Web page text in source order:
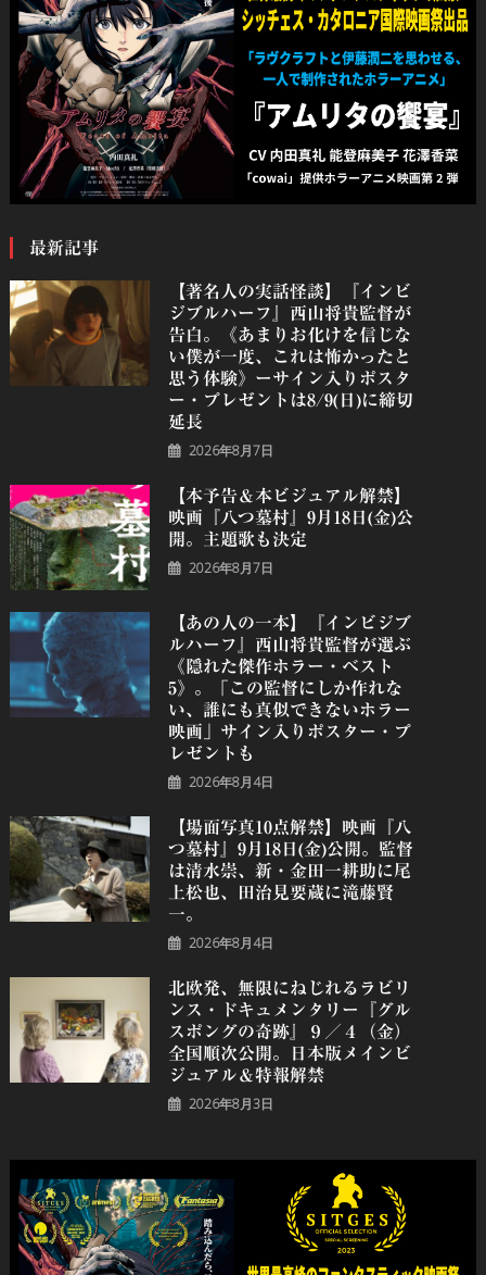
最新記事
【著名人の実話怪談】『インビ
ジブルハーフ』⻄⼭将貴監督が
告白。《あまりお化けを信じな
い僕が一度、これは怖かったと
思う体験》ーサイン入りポスタ
ー・プレゼントは8/9(日)に締切
延長
2026年8月7日
【本予告＆本ビジュアル解禁】
映画『八つ墓村』9月18日(金)公
開。主題歌も決定
2026年8月7日
【あの人の一本】『インビジブ
ルハーフ』⻄⼭将貴監督が選ぶ
《隠れた傑作ホラー・ベスト
5》。「この監督にしか作れな
い、誰にも真似できないホラー
映画」サイン入りポスター・プ
レゼントも
2026年8月4日
【場面写真10点解禁】映画『八
つ墓村』9月18日(金)公開。監督
は清水崇、新・金田一耕助に尾
上松也、田治見要蔵に滝藤賢
一。
2026年8月4日
北欧発、無限にねじれるラビリ
ンス・ドキュメンタリー『グル
スポングの奇跡』９／４（金）
全国順次公開。日本版メインビ
ジュアル＆特報解禁
2026年8月3日